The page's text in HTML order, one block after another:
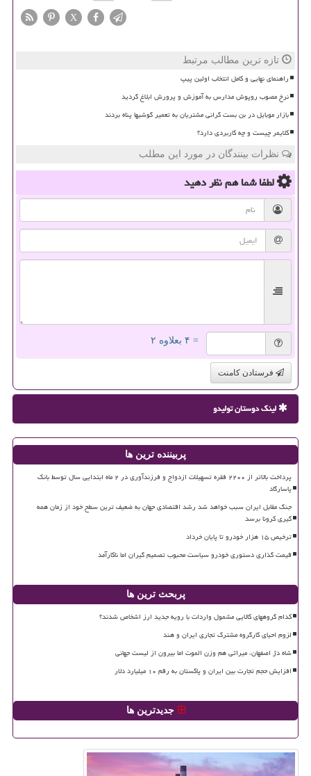
X
تازه ترین مطالب مرتبط
راهنمای نهایی و کامل انتخاب اولین پیپ
نرخ مصوب روپوش مدارس به آموزش و پرورش ابلاغ گردید
بازار موبایل در بن بست گرانی مشتریان به تعمیر گوشیها پناه بردند
کلایمر چیست و چه کاربردی دارد؟
نظرات بینندگان در مورد این مطلب
لطفا شما همنظر دهید
= ۴ بعلاوه ۲
فرستادن کامنت
لینک دوستان تولیدو
پربیننده ترین ها
پرداخت بالاتر از ۲۲۰۰ فقره تسهیلات ازدواج و فرزندآوری در ۲ ماه ابتدایی سال توسط بانک
پاسارگاد
جنگ مقابل ایران سبب خواهد شد رشد اقتصادی جهان به ضعیف ترین سطح خود از زمان همه
گیری کرونا برسد
ترخیص ۱۵ هزار خودرو تا پایان خرداد
قیمت گذاری دستوری خودرو سیاست محبوب تصمیم گیران اما ناکارآمد
پربحث ترین ها
کدام گروههای کالایی مشمول واردات با رویه جدید ارز اشخاص شدند؟
لزوم احیای کارگروه مشترک تجاری ایران و هند
شاه دژ اصفهان، میراثی هم وزن الموت اما بیرون از لیست جهانی
افزایش حجم تجارت بین ایران و پاکستان به رقم ۱۰ میلیارد دلار
جدیدترین ها